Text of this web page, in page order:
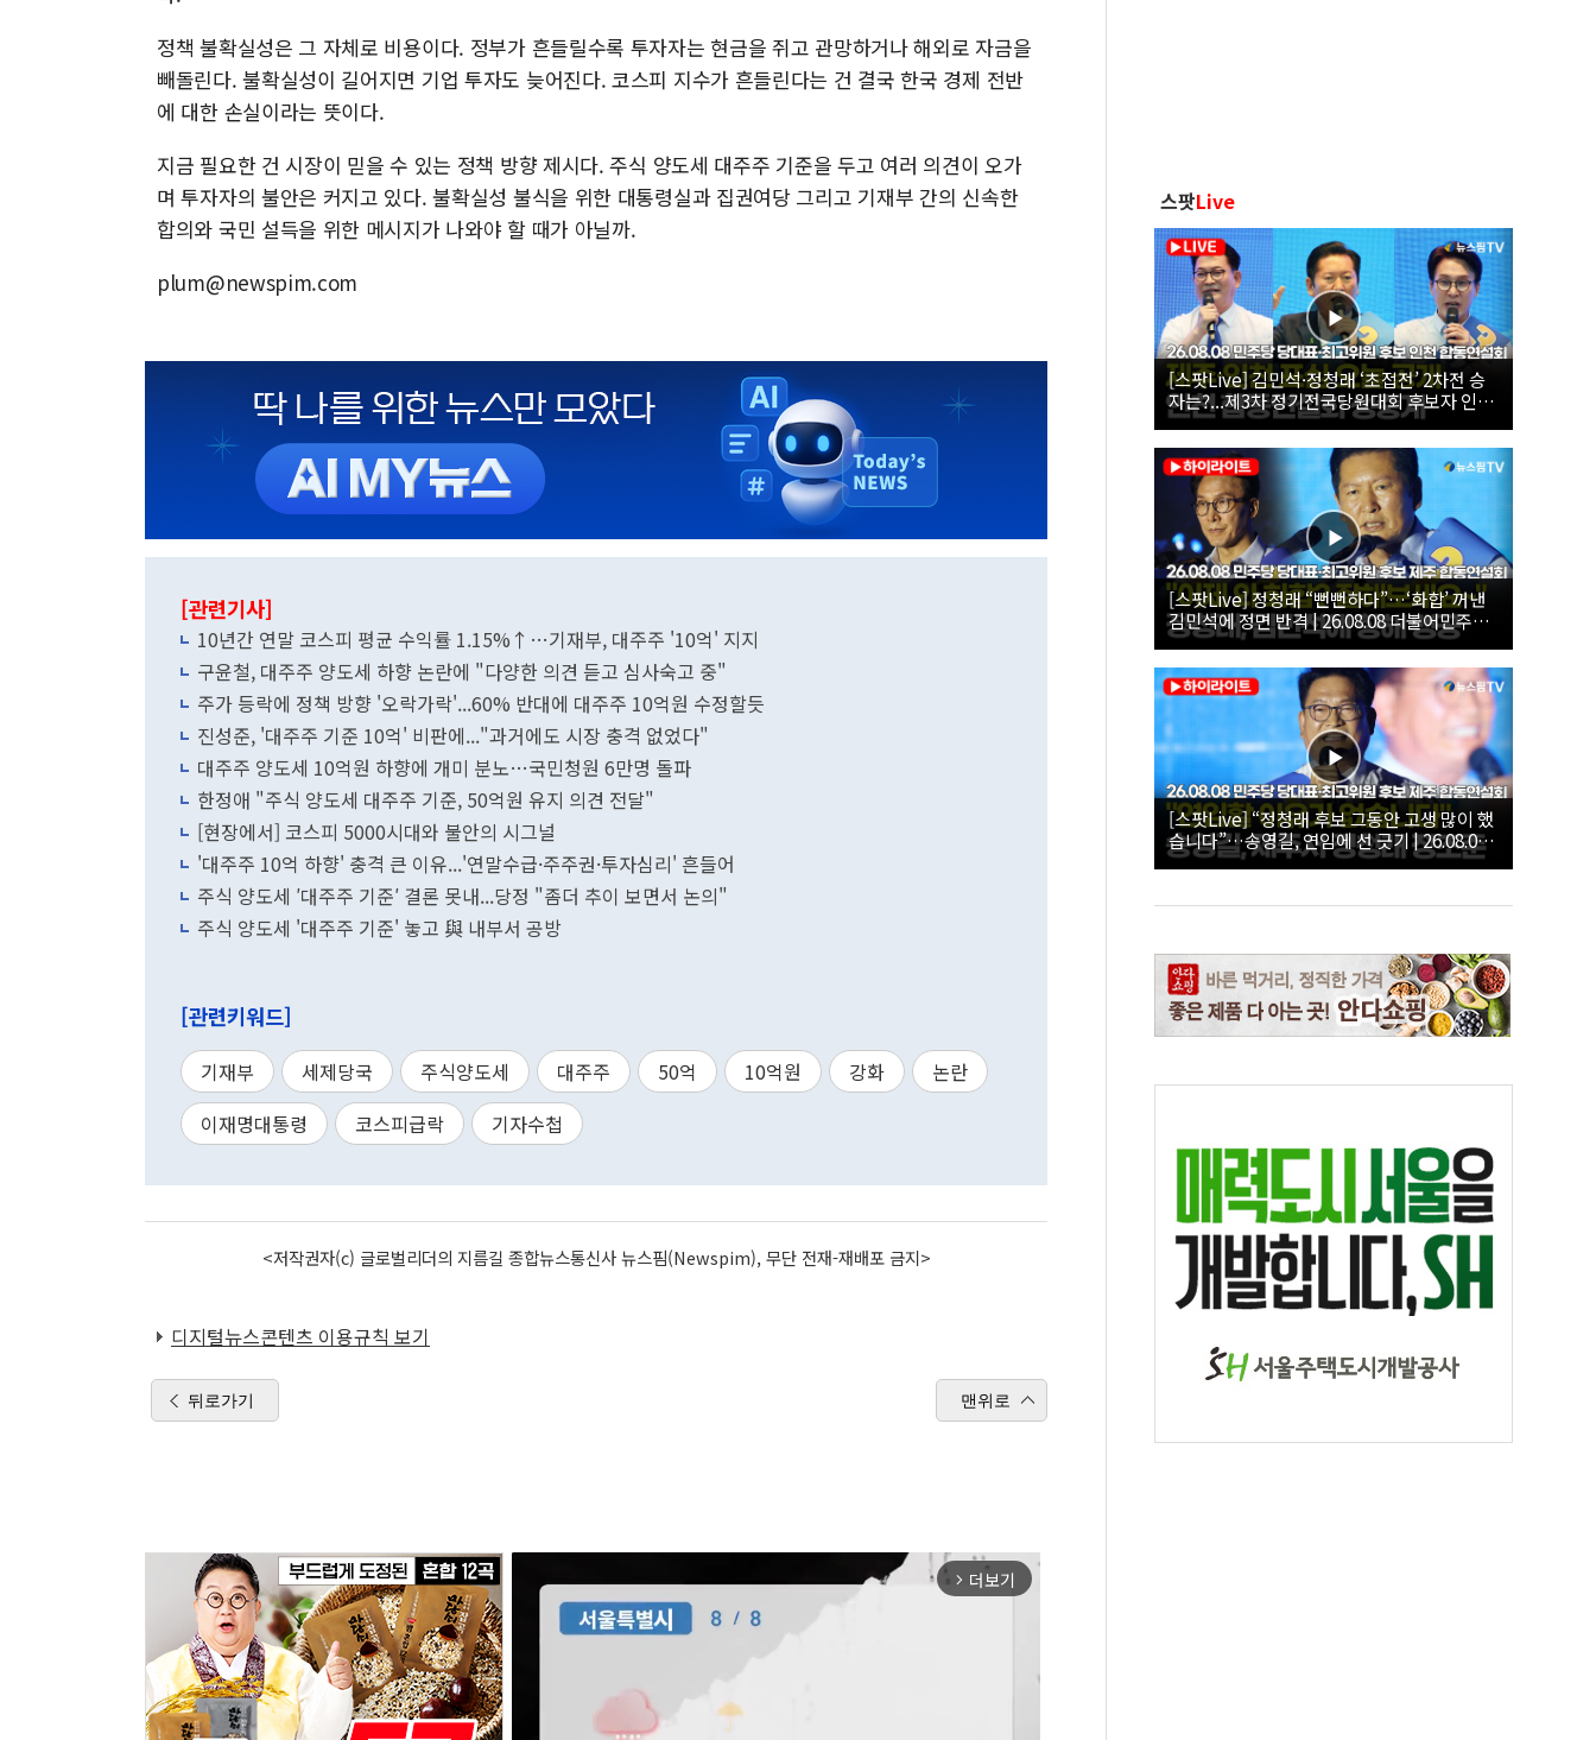
정책 불확실성은 그 자체로 비용이다. 정부가 흔들릴수록 투자자는 현금을 쥐고 관망하거나 해외로 자금을
빼돌린다. 불확실성이 길어지면 기업 투자도 늦어진다. 코스피 지수가 흔들린다는 건 결국 한국 경제 전반
에 대한 손실이라는 뜻이다.
지금 필요한 건 시장이 믿을 수 있는 정책 방향 제시다. 주식 양도세 대주주 기준을 두고 여러 의견이 오가
며 투자자의 불안은 커지고 있다. 불확실성 불식을 위한 대통령실과 집권여당 그리고 기재부 간의 신속한
합의와 국민 설득을 위한 메시지가 나와야 할 때가 아닐까.
plum@newspim.com
[관련기사]
10년간 연말 코스피 평균 수익률 1.15%↑…기재부, 대주주 '10억' 지지
구윤철, 대주주 양도세 하향 논란에 "다양한 의견 듣고 심사숙고 중"
주가 등락에 정책 방향 '오락가락'...60% 반대에 대주주 10억원 수정할듯
진성준, '대주주 기준 10억' 비판에..."과거에도 시장 충격 없었다"
대주주 양도세 10억원 하향에 개미 분노…국민청원 6만명 돌파
한정애 "주식 양도세 대주주 기준, 50억원 유지 의견 전달"
[현장에서] 코스피 5000시대와 불안의 시그널
'대주주 10억 하향' 충격 큰 이유...'연말수급·주주권·투자심리' 흔들어
주식 양도세 ′대주주 기준′ 결론 못내...당정 "좀더 추이 보면서 논의"
주식 양도세 '대주주 기준' 놓고 與 내부서 공방
[관련키워드]
기재부 세제당국 주식양도세 대주주 50억 10억원 강화
논란
이재명대통령
코스피급락 기자수첩
<저작권자(c) 글로벌리더의 지름길 종합뉴스통신사 뉴스핌(Newspim), 무단 전재-재배포 금지>
디지털뉴스콘텐츠 이용규칙 보기
뒤로가기 맨위로
arrow_forward_ios 더보기
스팟Live
[스팟Live] 김민석·정청래 ‘초접전’ 2차전 승
자는?...제3차 정기전국당원대회 후보자 인천
합동연설회 생중계 | 26.08.08
[스팟Live] 정청래 “뻔뻔하다”…‘화합’ 꺼낸
김민석에 정면 반격 | 26.08.08 더불어민주당
당대표·최고위원 후보 제주 합동연설회
[스팟Live] “정청래 후보 그동안 고생 많이 했
습니다”…송영길, 연임에 선 긋기 | 26.08.08
더불어민주당 당대표·최고위원 후보 제주 합